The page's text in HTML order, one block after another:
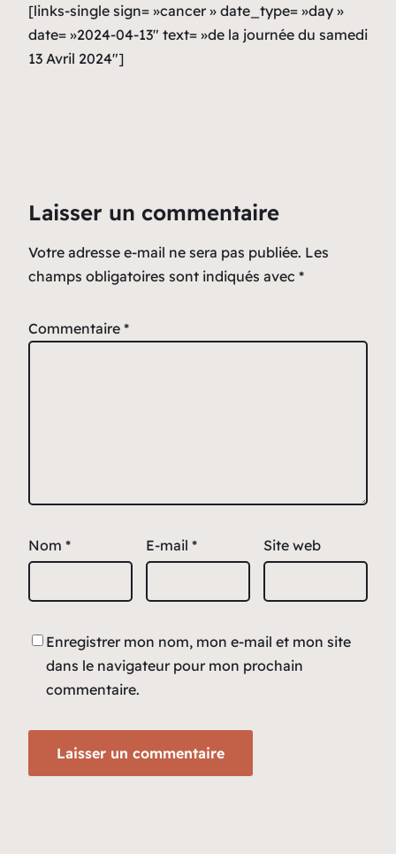
[links-single sign= »cancer » date_type= »day »
date= »2024-04-13″ text= »de la journée du samedi
13 Avril 2024″]
Laisser un commentaire
Votre adresse e-mail ne sera pas publiée. Les
champs obligatoires sont indiqués avec *
Commentaire *
Nom * E-mail * Site web
Enregistrer mon nom, mon e-mail et mon site
dans le navigateur pour mon prochain
commentaire.